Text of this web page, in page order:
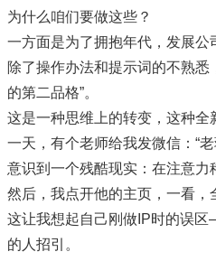
为什么咱们要做这些？
一方面是为了拥抱年代，发展公
除了操作办法和提示词的不熟悉
的第二品格”。
这是一种思维上的转变，这种全
一天，有个老师给我发微信：“
意识到一个残酷现实：在注意力
然后，我点开他的主页，一看，
这让我想起自己刚做IP时的误
的人招引。